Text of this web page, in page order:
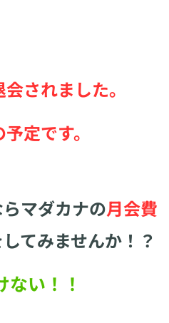
されました。
定です。
マダカナの月会費
てみませんか！？
い！！